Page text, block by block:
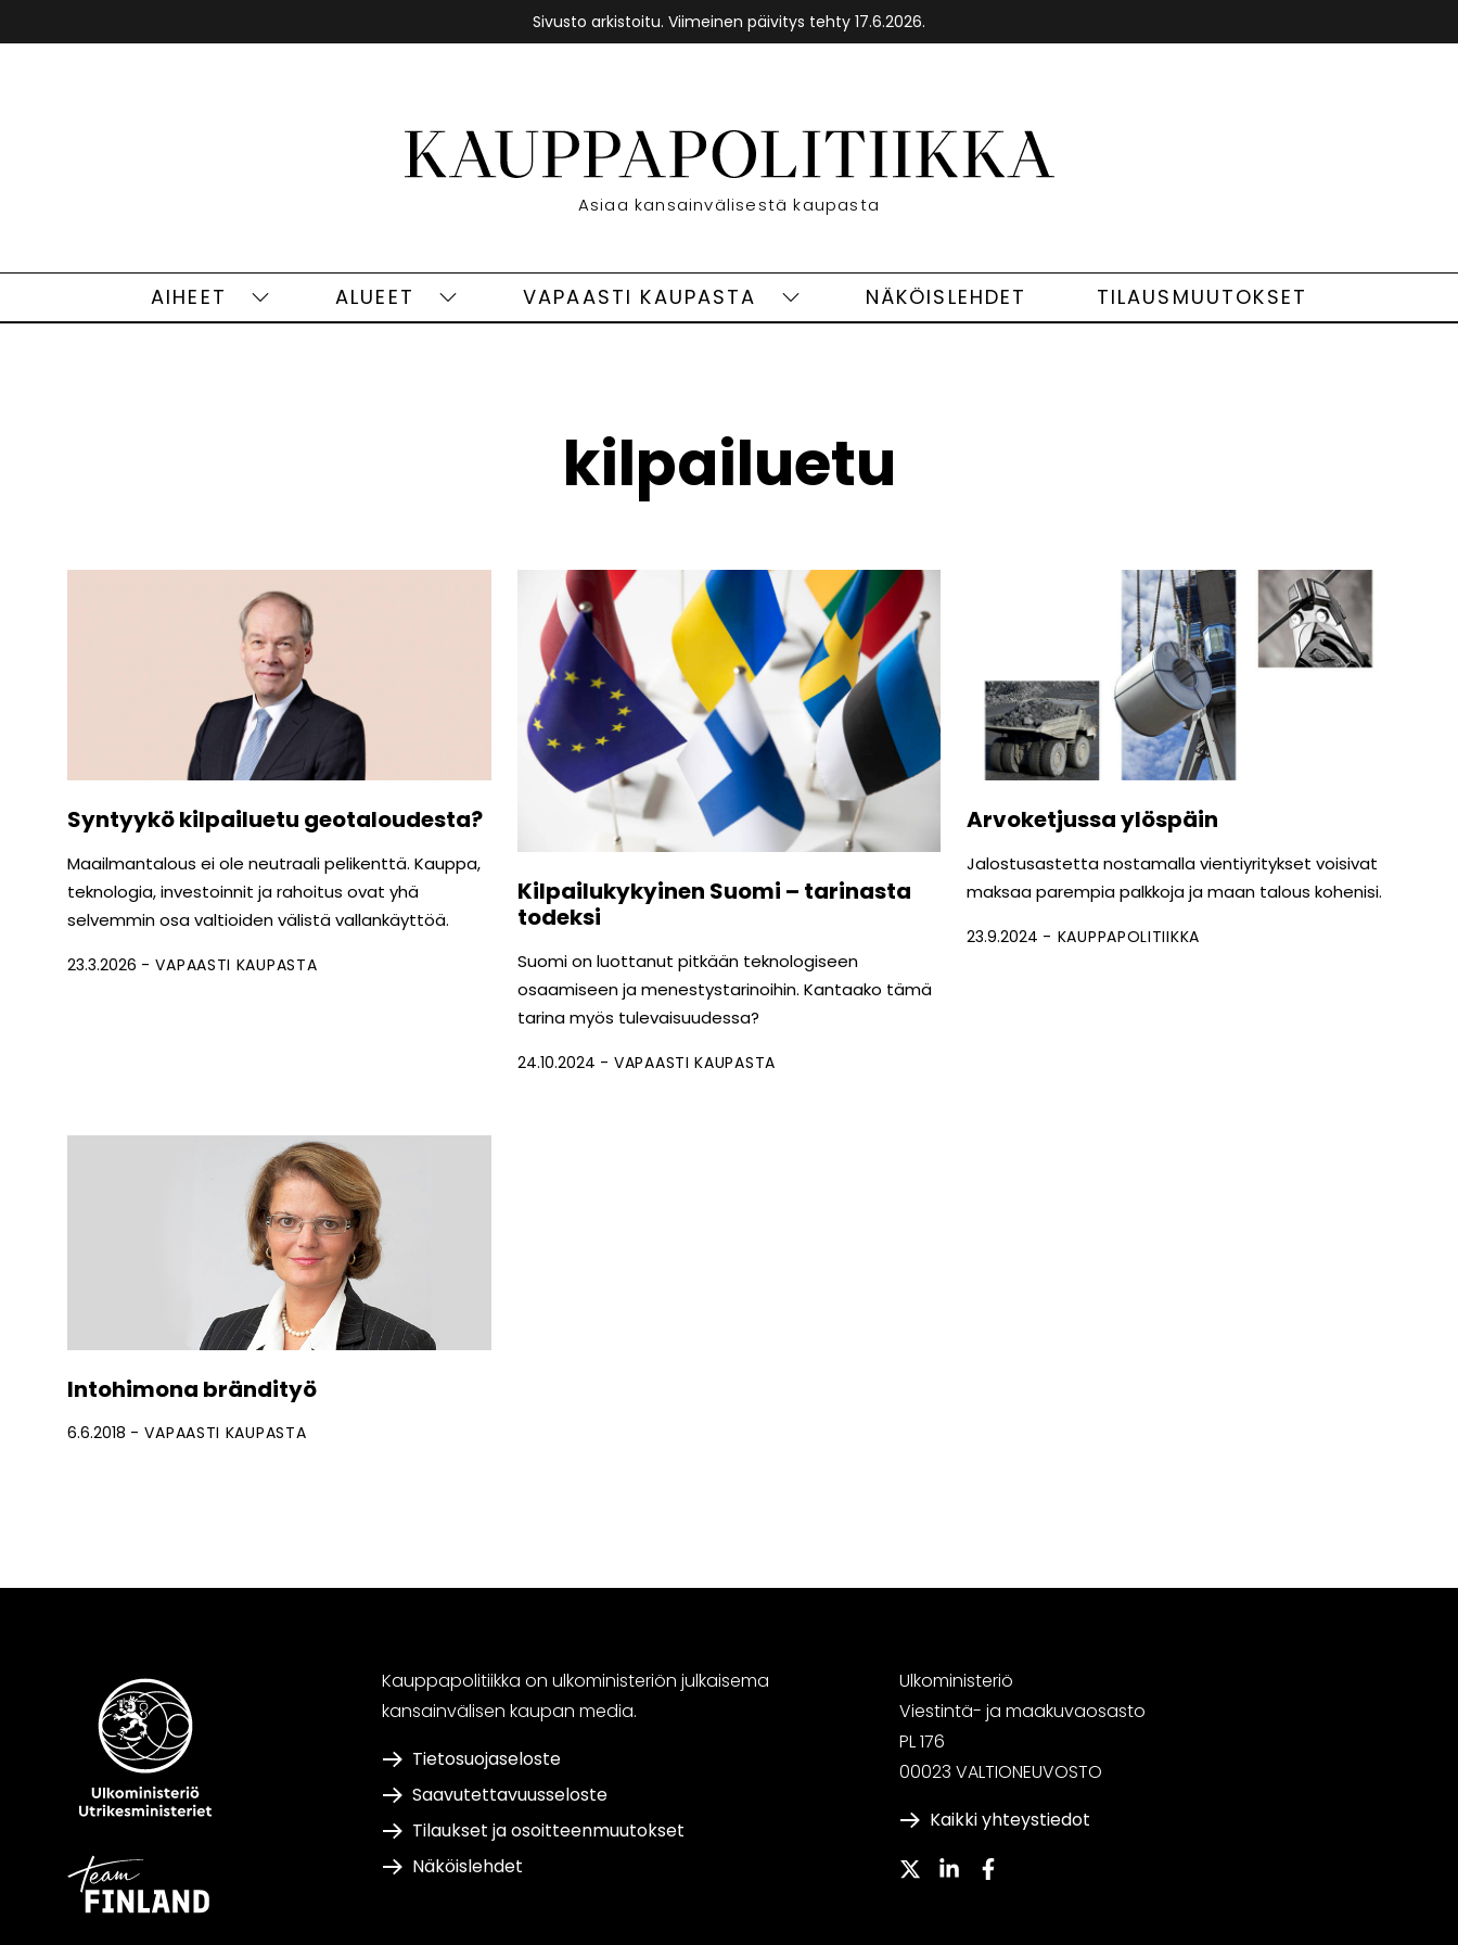
Sivusto arkistoitu. Viimeinen päivitys tehty 17.6.2026.
Etusivu
Asiaa kansainvälisestä kaupasta
AIHEET
Aiheet
ALUEET
Alueet
VAPAASTI KAUPASTA
VapaastiNÄKÖISLEHDET TILAUSMUUTOKSET
kilpailuetu
Syntyykö kilpailuetu geotaloudesta?
Maailmantalous ei ole neutraali pelikenttä. Kauppa,
teknologia, investoinnit ja rahoitus ovat yhä
selvemmin osa valtioiden välistä vallankäyttöä.
23.3.2026 VAPAASTI KAUPASTA
Kilpailukykyinen Suomi – tarinasta
todeksi
Suomi on luottanut pitkään teknologiseen
osaamiseen ja menestystarinoihin. Kantaako tämä
tarina myös tulevaisuudessa?
24.10.2024 VAPAASTI KAUPASTA
Arvoketjussa ylöspäin
Jalostusastetta nostamalla vientiyritykset voisivat
maksaa parempia palkkoja ja maan talous kohenisi.
23.9.2024 KAUPPAPOLITIIKKA
Intohimona brändityö
6.6.2018 VAPAASTI KAUPASTA
Kauppapolitiikka on ulkoministeriön julkaisema
kansainvälisen kaupan media.
Tietosuojaseloste
Saavutettavuusseloste
Tilaukset ja osoitteenmuutokset
Näköislehdet
Ulkoministeriö
Viestintä- ja maakuvaosasto
PL 176
00023 VALTIONEUVOSTO
Kaikki yhteystiedot